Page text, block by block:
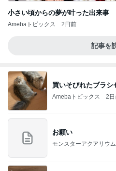
小さい頃からの夢が叶った出来事
Amebaトピックス 2日前
記事を
買いそびれたブラシ
Amebaトピックス 2日
お願い
モンスターアクアリウ